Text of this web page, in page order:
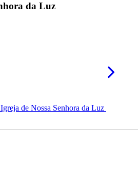
da Luz
de Nossa Senhora da Luz